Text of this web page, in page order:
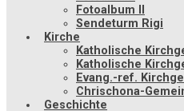
Fotoalbum II
Sendeturm Rigi
Kirche
Katholische
Katholische
Evang.-ref.
Chrischona-
Geschichte